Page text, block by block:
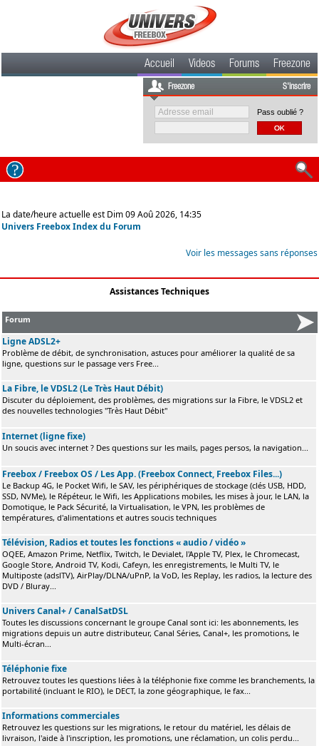
Accueil Videos Forums Freezone
Freezone S'inscrire
Pass oublié ?
La date/heure actuelle est Dim 09 Aoû 2026, 14:35
Univers Freebox Index du Forum
Voir les messages sans réponses
Assistances Techniques
Forum
Ligne ADSL2+
Problème de débit, de synchronisation, astuces pour améliorer la qualité de sa
ligne, questions sur le passage vers Free...
La Fibre, le VDSL2 (Le Très Haut Débit)
Discuter du déploiement, des problèmes, des migrations sur la Fibre, le VDSL2 et
des nouvelles technologies "Très Haut Débit"
Internet (ligne fixe)
Un soucis avec internet ? Des questions sur les mails, pages persos, la navigation...
Freebox / Freebox OS / Les App. (Freebox Connect, Freebox Files...)
Le Backup 4G, le Pocket Wifi, le SAV, les périphériques de stockage (clés USB, HDD,
SSD, NVMe), le Répéteur, le Wifi, les Applications mobiles, les mises à jour, le LAN, la
Domotique, le Pack Sécurité, la Virtualisation, le VPN, les problèmes de
températures, d'alimentations et autres soucis techniques
Télévision, Radios et toutes les fonctions « audio / vidéo »
OQEE, Amazon Prime, Netflix, Twitch, le Devialet, l'Apple TV, Plex, le Chromecast,
Google Store, Android TV, Kodi, Cafeyn, les enregistrements, le Multi TV, le
Multiposte (adslTV), AirPlay/DLNA/uPnP, la VoD, les Replay, les radios, la lecture des
DVD / Bluray...
Univers Canal+ / CanalSatDSL
Toutes les discussions concernant le groupe Canal sont ici: les abonnements, les
migrations depuis un autre distributeur, Canal Séries, Canal+, les promotions, le
Multi-écran...
Téléphonie fixe
Retrouvez toutes les questions liées à la téléphonie fixe comme les branchements, la
portabilité (incluant le RIO), le DECT, la zone géographique, le fax...
Informations commerciales
Retrouvez les questions sur les migrations, le retour du matériel, les délais de
livraison, l'aide à l'inscription, les promotions, une réclamation, un colis perdu...